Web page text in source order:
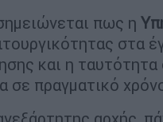
πως η
στα
και η
σε πραγματικό